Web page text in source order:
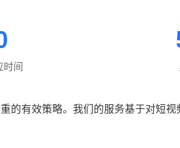
间
的有效策略。我们的服务基于对短